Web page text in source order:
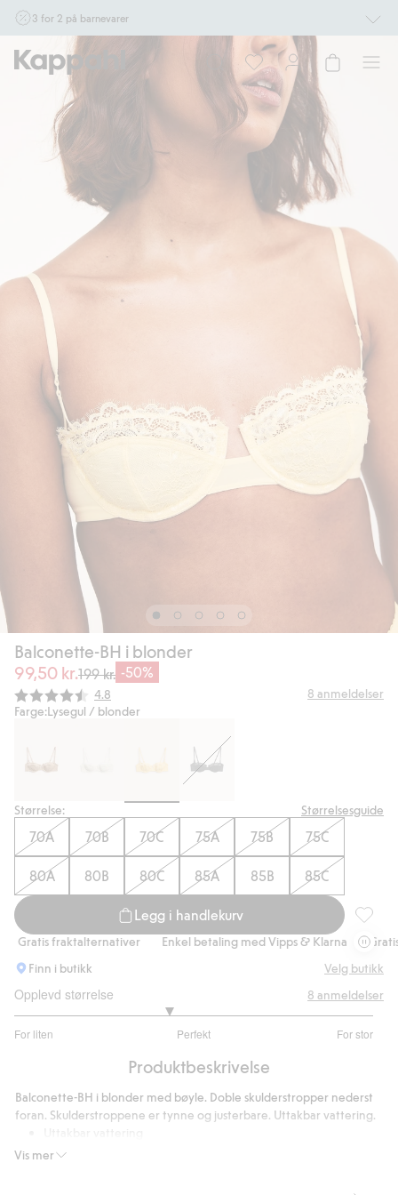
3 for 2 på barnevarer
Ikke Newbie. Gjelder når du handler 2 eller flere varer som inngår i tilbudet tom.
17/8 i butikk & online for deg som er eller blir medlem. Kan ikke kombineres med
andre tilbud eller rabatter.
Balconette-BH i blonder
99,50 kr.199 kr. -50%
Gjennomsnittskarakter:
4.8 8 anmeldelser
Farge:Lysegul / blonder
Størrelse: Størrelsesguide
70A 70B 70C 75A 75B 75C
80A 80B 80C 85A 85B 85C
Legg i handlekurv
fraktalternativer Enkel betaling med Vipps & Klarna
Gratis
Finn i butikk
Velg butikk
Opplevd størrelse
For liten Perfekt For stor
av
7
stemmer
8 anmeldelser
Produktbeskrivelse
Vis mer
Balconette-BH i blonder med bøyle. Doble skulderstropper nederst
foran. Skulderstroppene er tynne og justerbare. Uttakbar vattering.
Justerbare skulderstropper